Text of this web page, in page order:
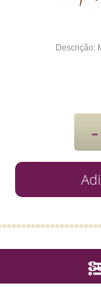
Descrição: